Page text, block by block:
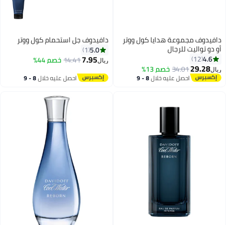
دافيدوف مجموعة هدايا كول ووتر
أو دو تواليت للرجال
4.6
12
ريال29.28
34.01خصم 13%
احصل عليه خلال 8 - 9
دافيدوف جل استحمام كول ووتر
5.0
1
ريال7.95
14.41خصم 44%
احصل عليه خلال 8 - 9